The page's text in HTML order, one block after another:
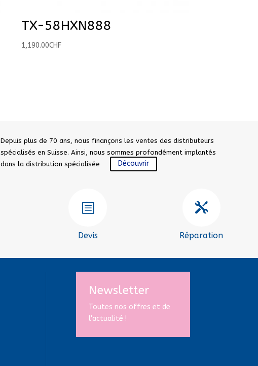
TX-58HXN888
1,190.00CHF
Depuis plus de 70 ans, nous finançons les ventes des distributeurs
spécialisés en Suisse. Ainsi, nous sommes profondément implantés
dans la distribution spécialisée
Découvrir
b
Devis

Réparation
Newsletter
Toutes nos offres et de
l'actualité !